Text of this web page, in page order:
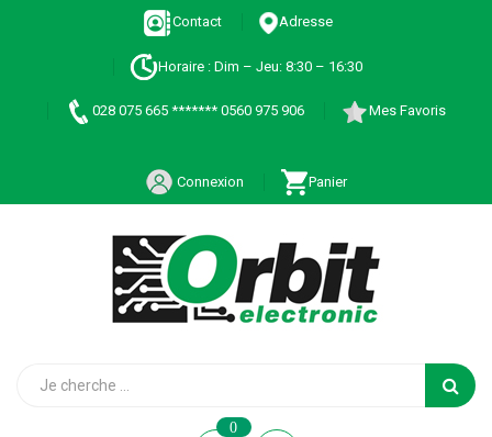
Contact Adresse
Horaire : Dim – Jeu: 8:30 – 16:30
028 075 665 ******* 0560 975 906 Mes Favoris
Connexion Panier
0